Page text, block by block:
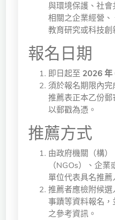
與環境保護、社
相關之企業經營、
教育研究或科技創
報名日期
即日起至 2026 年
須於報名期限內
推薦表正本乙份
以郵戳為憑。
推薦方式
由政府機關（構
（NGOs）、企
單位代表具名推薦
推薦者應檢附候
事蹟等資料報名
之參考資訊。